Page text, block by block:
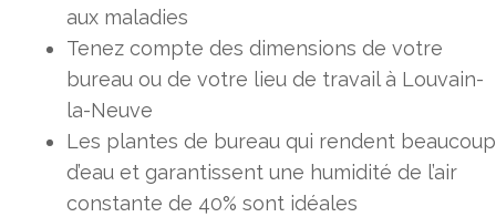
aux maladies
Tenez compte des dimensions de votre
bureau ou de votre lieu de travail à Louvain-
la-Neuve
Les plantes de bureau qui rendent beaucoup
d’eau et garantissent une humidité de l’air
constante de 40% sont idéales